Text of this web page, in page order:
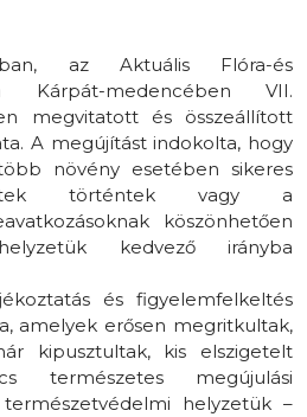
az Aktuális Flóra-és
Kárpát-medencében VII.
megvitatott és összeállított
A megújítást indokolta, hogy
növény esetében sikeres
történtek vagy a
köszönhetően
kedvező irányba
és figyelemfelkeltés
amelyek erősen megritkultak,
kipusztultak, kis elszigetelt
természetes megújulási
helyzetük –